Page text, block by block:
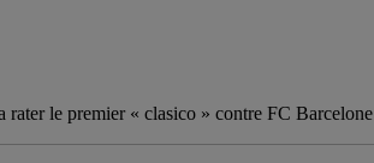
le premier « clasico » contre FC Barcelone